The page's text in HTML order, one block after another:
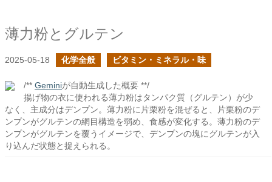
薄力粉とグルテン
2025-05-18 化学全般 ビタミン・ミネラル・味
/** Geminiが自動生成した概要 **/
揚げ物の衣に使われる薄力粉はタンパク質（グルテン）が少
なく、主成分はデンプン。薄力粉に片栗粉を混ぜると、片栗粉のデ
ンプンがグルテンの網目構造を弱め、食感が変化する。薄力粉のデ
ンプンがグルテンを覆うイメージで、デンプンの塊にグルテンが入
り込んだ状態と捉えられる。